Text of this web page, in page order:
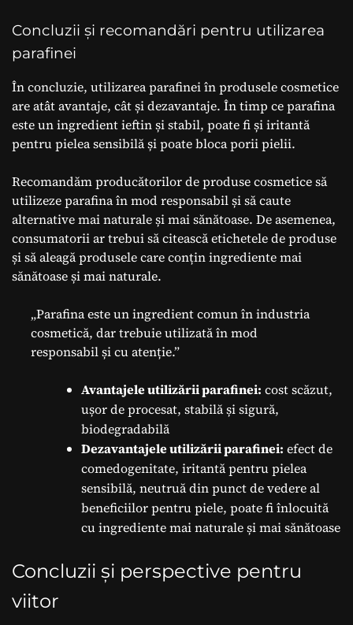
Concluzii și recomandări pentru utilizarea
parafinei
În concluzie, utilizarea parafinei în produsele cosmetice
are atât avantaje, cât și dezavantaje. În timp ce parafina
este un ingredient ieftin și stabil, poate fi și iritantă
pentru pielea sensibilă și poate bloca porii pielii.
Recomandăm producătorilor de produse cosmetice să
utilizeze parafina în mod responsabil și să caute
alternative mai naturale și mai sănătoase. De asemenea,
consumatorii ar trebui să citească etichetele de produse
și să aleagă produsele care conțin ingrediente mai
sănătoase și mai naturale.
„Parafina este un ingredient comun în industria
cosmetică, dar trebuie utilizată în mod
responsabil și cu atenție.”
Avantajele utilizării parafinei: cost scăzut,
ușor de procesat, stabilă și sigură,
biodegradabilă
Dezavantajele utilizării parafinei: efect de
comedogenitate, iritantă pentru pielea
sensibilă, neutruă din punct de vedere al
beneficiilor pentru piele, poate fi înlocuită
cu ingrediente mai naturale și mai sănătoase
Concluzii și perspective pentru
viitor